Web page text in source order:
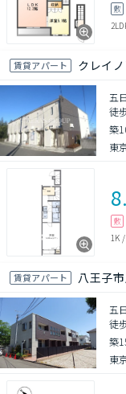
敷
賃貸アパート クレイ
五
徒
築
東
敷
1K /
賃貸アパート 八王子
五
徒
築
東